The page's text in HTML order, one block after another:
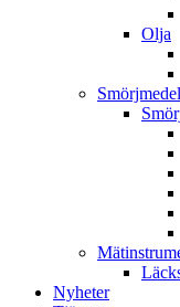
Olja
Smörjmedel
Nyheter